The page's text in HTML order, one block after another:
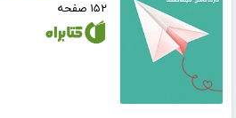
۱۵۲ صفحه